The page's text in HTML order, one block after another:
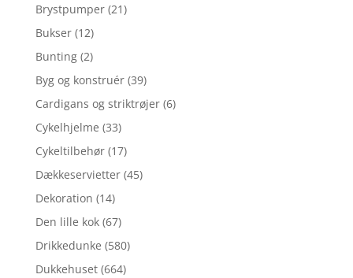
Brystpumper (21)
Bukser (12)
Bunting (2)
Byg og konstruér (39)
Cardigans og striktrøjer (6)
Cykelhjelme (33)
Cykeltilbehør (17)
Dækkeservietter (45)
Dekoration (14)
Den lille kok (67)
Drikkedunke (580)
Dukkehuset (664)